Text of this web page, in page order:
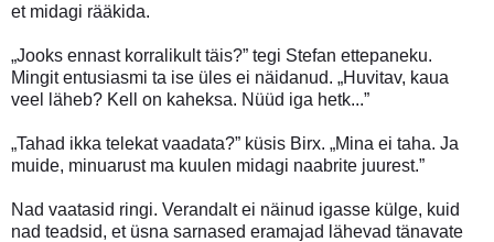
et midagi rääkida.
„Jooks ennast korralikult täis?” tegi Stefan ettepaneku.
Mingit entusiasmi ta ise üles ei näidanud. „Huvitav, kaua
veel läheb? Kell on kaheksa. Nüüd iga hetk...”
„Tahad ikka telekat vaadata?” küsis Birx. „Mina ei taha. Ja
muide, minuarust ma kuulen midagi naabrite juurest.”
Nad vaatasid ringi. Verandalt ei näinud igasse külge, kuid
nad teadsid, et üsna sarnased eramajad lähevad tänavate